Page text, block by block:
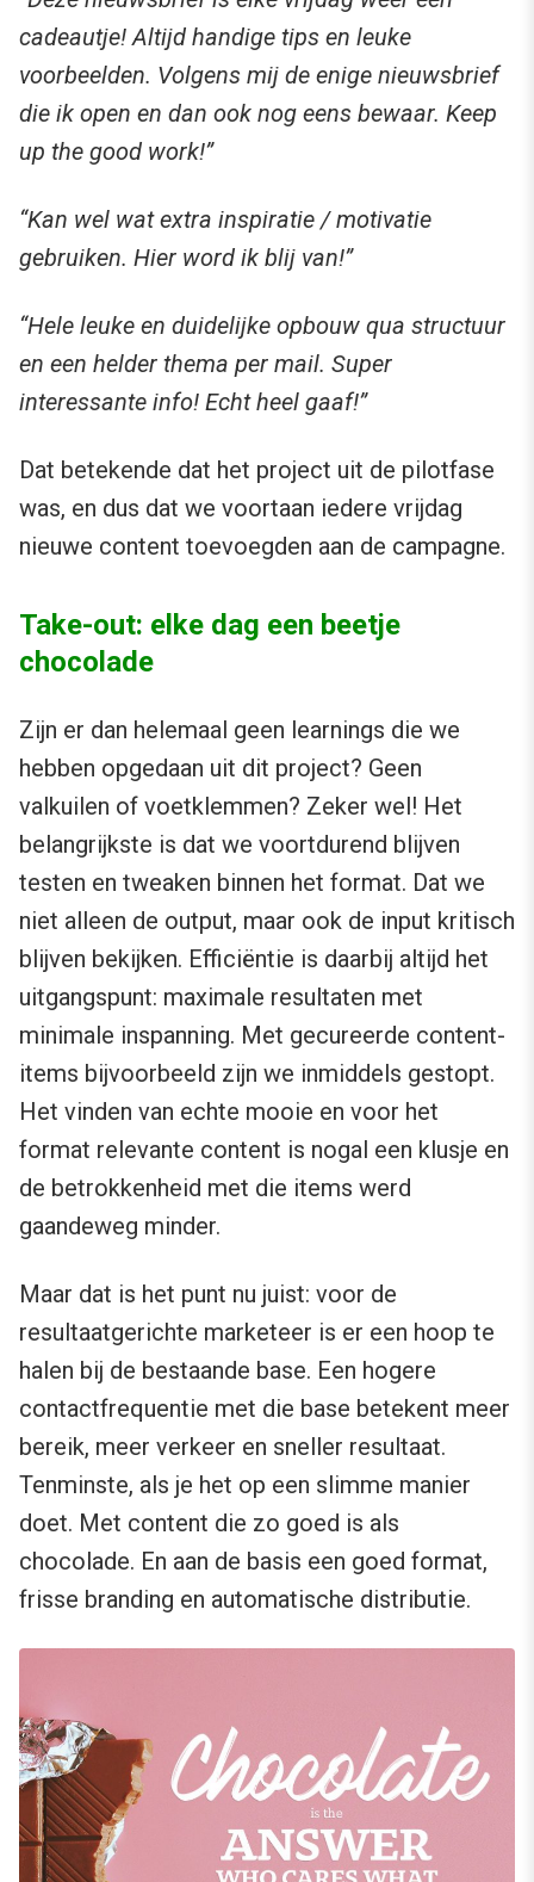
cadeautje! Altijd handige tips en leuke
voorbeelden. Volgens mij de enige nieuwsbrief
die ik open en dan ook nog eens bewaar. Keep
up the good work!”
“Kan wel wat extra inspiratie / motivatie
gebruiken. Hier word ik blij van!”
“Hele leuke en duidelijke opbouw qua structuur
en een helder thema per mail. Super
interessante info! Echt heel gaaf!”
Dat betekende dat het project uit de pilotfase
was, en dus dat we voortaan iedere vrijdag
nieuwe content toevoegden aan de campagne.
Take-out: elke dag een beetje
chocolade
Zijn er dan helemaal geen learnings die we
hebben opgedaan uit dit project? Geen
valkuilen of voetklemmen? Zeker wel! Het
belangrijkste is dat we voortdurend blijven
testen en tweaken binnen het format. Dat we
niet alleen de output, maar ook de input kritisch
blijven bekijken. Efficiëntie is daarbij altijd het
uitgangspunt: maximale resultaten met
minimale inspanning. Met gecureerde content-
items bijvoorbeeld zijn we inmiddels gestopt.
Het vinden van echte mooie en voor het
format relevante content is nogal een klusje en
de betrokkenheid met die items werd
gaandeweg minder.
Maar dat is het punt nu juist: voor de
resultaatgerichte marketeer is er een hoop te
halen bij de bestaande base. Een hogere
contactfrequentie met die base betekent meer
bereik, meer verkeer en sneller resultaat.
Tenminste, als je het op een slimme manier
doet. Met content die zo goed is als
chocolade. En aan de basis een goed format,
frisse branding en automatische distributie.